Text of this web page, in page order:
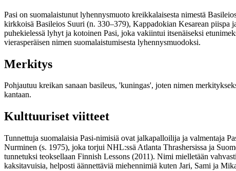
Pasi on suomalaistunut lyhennysmuoto kreikkalaisesta nimestä
kirkkoisä Basileios Suuri (n. 330–379), Kappadokian Kesarean piispa
puhekielessä lyhyt ja kotoinen Pasi, joka vakiintui itsenäiseksi
vierasperäisen nimen suomalaistumisesta lyhennysmuodoksi.
Merkitys
Pohjautuu kreikan sanaan basileus, 'kuningas', joten nimen
kantaan.
Kulttuuriset viitteet
Tunnettuja suomalaisia Pasi-nimisiä ovat jalkapalloilija ja valmentaja
Nurminen (s. 1975), joka torjui NHL:ssä Atlanta Thrashersissa ja
tunnetuksi teoksellaan Finnish Lessons (2011). Nimi mielletään
kaksitavuisia, helposti äännettäviä miehennimiä kuten Jari, Sami ja